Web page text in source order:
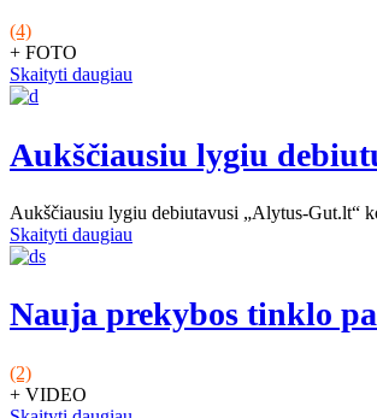
(4)
+ FOTO
Skaityti daugiau
Aukščiausiu lygiu
Aukščiausiu lygiu debiutavusi „Alytus-Gut.lt“
Skaityti daugiau
Nauja prekybos tinklo
(2)
+ VIDEO